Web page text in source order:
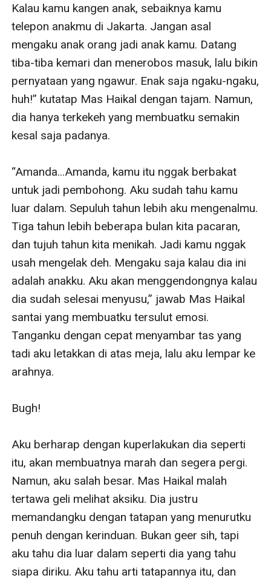
Kalau kamu kangen anak, sebaiknya kamu
telepon anakmu di Jakarta. Jangan asal
mengaku anak orang jadi anak kamu. Datang
tiba-tiba kemari dan menerobos masuk, lalu bikin
pernyataan yang ngawur. Enak saja ngaku-ngaku,
huh!” kutatap Mas Haikal dengan tajam. Namun,
dia hanya terkekeh yang membuatku semakin
kesal saja padanya.
“Amanda...Amanda, kamu itu nggak berbakat
untuk jadi pembohong. Aku sudah tahu kamu
luar dalam. Sepuluh tahun lebih aku mengenalmu.
Tiga tahun lebih beberapa bulan kita pacaran,
dan tujuh tahun kita menikah. Jadi kamu nggak
usah mengelak deh. Mengaku saja kalau dia ini
adalah anakku. Aku akan menggendongnya kalau
dia sudah selesai menyusu,” jawab Mas Haikal
santai yang membuatku tersulut emosi.
Tanganku dengan cepat menyambar tas yang
tadi aku letakkan di atas meja, lalu aku lempar ke
arahnya.
Bugh!
Aku berharap dengan kuperlakukan dia seperti
itu, akan membuatnya marah dan segera pergi.
Namun, aku salah besar. Mas Haikal malah
tertawa geli melihat aksiku. Dia justru
memandangku dengan tatapan yang menurutku
penuh dengan kerinduan. Bukan geer sih, tapi
aku tahu dia luar dalam seperti dia yang tahu
siapa diriku. Aku tahu arti tatapannya itu, dan